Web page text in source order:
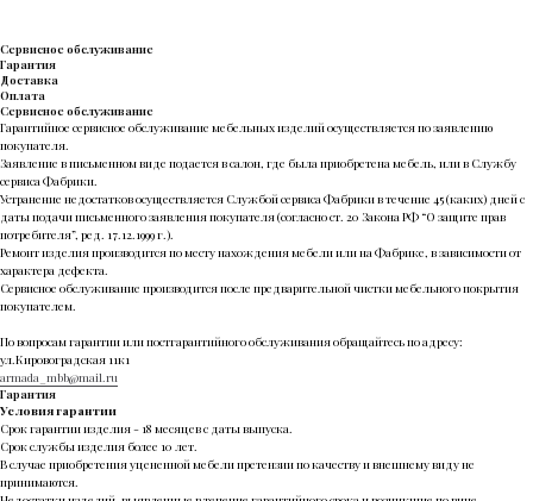
Сервисное обслуживание
Гарантия
Доставка
Оплата
Сервисное обслуживание
Гарантийное сервисное обслуживание мебельных изделий осуществляется по заявлению
покупателя.
Заявление в письменном виде подается в салон, где была приобретена мебель, или в Службу
сервиса Фабрики.
Устранение недостатков осуществляется Службой сервиса Фабрики в течение 45 (каких) дней с
даты подачи письменного заявления покупателя (согласно ст. 20 Закона РФ “О защите прав
потребителя”, ред. 17.12.1999 г.).
Ремонт изделия производится по месту нахождения мебели или на Фабрике, в зависимости от
характера дефекта.
Сервисное обслуживание производится после предварительной чистки мебельного покрытия
покупателем.
По вопросам гарантии или постгарантийного обслуживания обращайтесь по адресу:
ул.Кировоградская 11к1
armada_mbb@mail.ru
Гарантия
Условия гарантии
Срок гарантии изделия - 18 месяцев с даты выпуска.
Срок службы изделия более 10 лет.
В случае приобретения уцененной мебели претензии по качеству и внешнему виду не
принимаются.